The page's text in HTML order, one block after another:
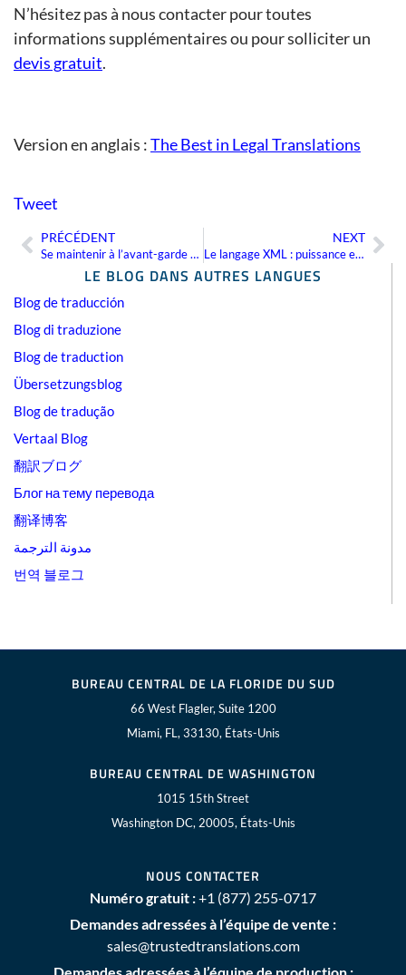
LE BLOG DANS AUTRES LANGUES
Blog de traducción
Blog di traduzione
Blog de traduction
Übersetzungsblog
Blog de tradução
Vertaal Blog
翻訳ブログ
Блог на тему перевода
翻译博客
مدونة الترجمة
번역 블로그
N’hésitez pas à nous contacter pour toutes
informations supplémentaires ou pour solliciter un
devis gratuit.
Version en anglais :The Best in Legal Translations
Tweet
Précédent
PRÉCÉDENT
Se maintenir à l’avant-garde est toujours un atout
NEXT
Le langage XML : puissance et flexibilité
BUREAU CENTRAL DE LA FLORIDE DU SUD
66 West Flagler, Suite 1200
Miami, FL, 33130, États-Unis
BUREAU CENTRAL DE WASHINGTON
1015 15th Street
Washington DC, 20005, États-Unis
NOUS CONTACTER
Numéro gratuit :+1 (877) 255-0717
Demandes adressées à l’équipe de vente :
sales@trustedtranslations.com